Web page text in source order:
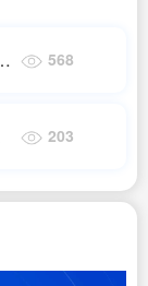
|
568
203